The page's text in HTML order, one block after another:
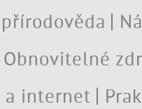
Obnovitelné
a internet